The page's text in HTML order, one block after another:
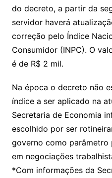
do decreto, a partir da
servidor haverá
correção pelo Índice
Consumidor (INPC). O
é de R$ 2 mil.
Na época o decreto não
índice a ser aplicado na
Secretaria de Economia
escolhido por ser
governo como parâmetro
em negociações
*Com informações da